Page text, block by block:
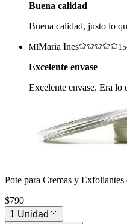
Buena calidad
Buena calidad, justo lo
MIMaria Ines
Excelente envase
Excelente envase. Era lo
Pote para Cremas y
$790
1 Unidad